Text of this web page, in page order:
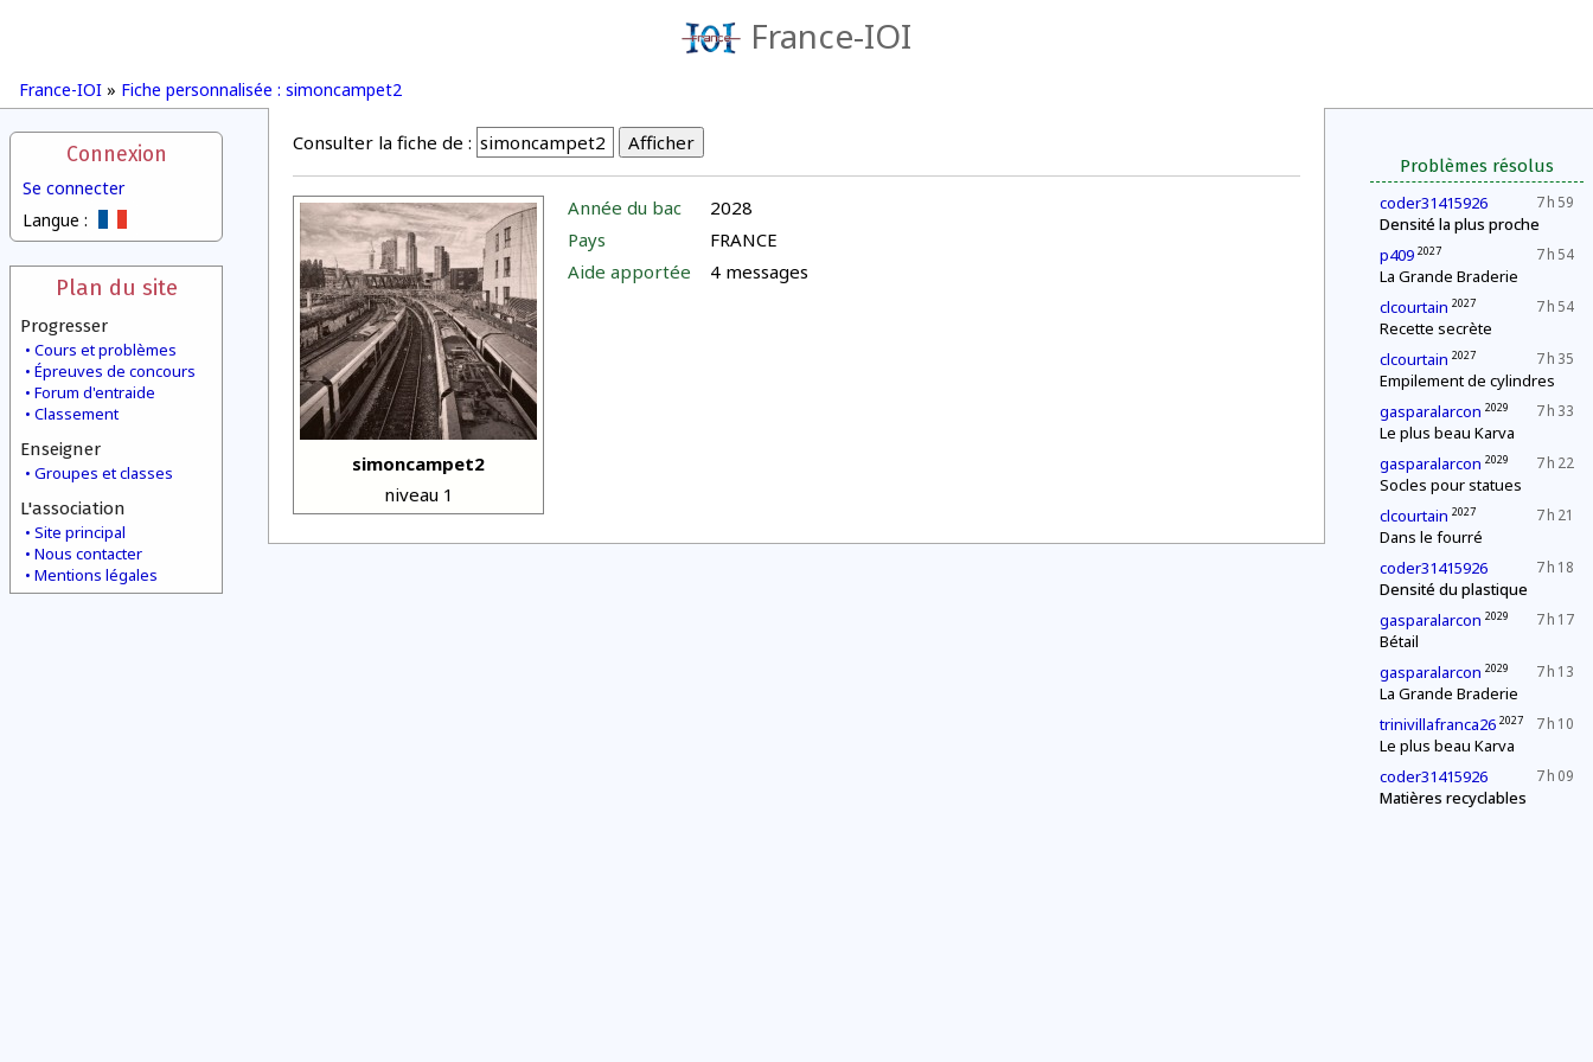
France-IOI
France-IOI » Fiche personnalisée : simoncampet2
Connexion
Se connecter
Langue :
Plan du site
Progresser
Cours et problèmes
Épreuves de concours
Forum d'entraide
Classement
Enseigner
Groupes et classes
L'association
Site principal
Nous contacter
Mentions légales
Problèmes résolus
7 h 59
coder31415926
Densité la plus proche
7 h 54
p409 2027
La Grande Braderie
7 h 54
clcourtain 2027
Recette secrète
7 h 35
clcourtain 2027
Empilement de cylindres
7 h 33
gasparalarcon 2029
Le plus beau Karva
7 h 22
gasparalarcon 2029
Socles pour statues
7 h 21
clcourtain 2027
Dans le fourré
7 h 18
coder31415926
Densité du plastique
7 h 17
gasparalarcon 2029
Bétail
7 h 13
gasparalarcon 2029
La Grande Braderie
7 h 10
trinivillafranca26 2027
Le plus beau Karva
7 h 09
coder31415926
Matières recyclables
Consulter la fiche de :
simoncampet2
niveau 1
Année du bac
2028
Pays
FRANCE
Aide apportée
4 messages